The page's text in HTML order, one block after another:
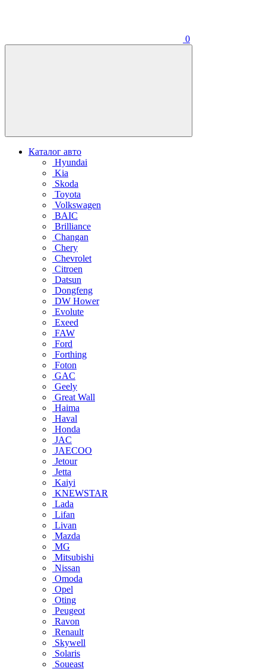
0
Каталог авто
Hyundai
Kia
Skoda
Toyota
Volkswagen
BAIC
Brilliance
Changan
Chery
Chevrolet
Citroen
Datsun
Dongfeng
DW Hower
Evolute
Exeed
FAW
Ford
Forthing
Foton
GAC
Geely
Great Wall
Haima
Haval
Honda
JAC
JAECOO
Jetour
Jetta
Kaiyi
KNEWSTAR
Lada
Lifan
Livan
Mazda
MG
Mitsubishi
Nissan
Omoda
Opel
Oting
Peugeot
Ravon
Renault
Skywell
Solaris
Soueast